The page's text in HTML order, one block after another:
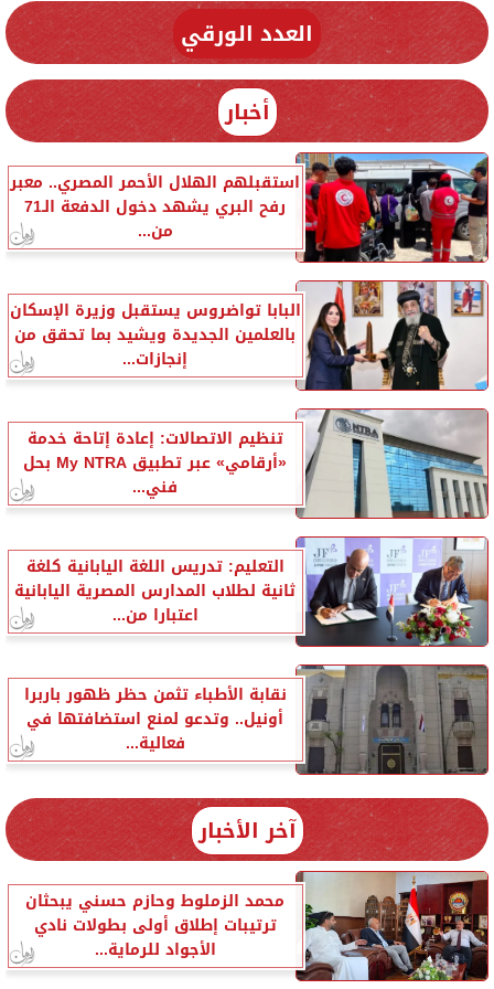
العدد الورقي
أخبار
استقبلهم الهلال الأحمر المصري.. معبر
رفح البري يشهد دخول الدفعة الـ71
من...
البابا تواضروس يستقبل وزيرة الإسكان
بالعلمين الجديدة ويشيد بما تحقق من
إنجازات...
تنظيم الاتصالات: إعادة إتاحة خدمة
«أرقامي» عبر تطبيق My NTRA بحل
فني...
التعليم: تدريس اللغة اليابانية كلغة
ثانية لطلاب المدارس المصرية اليابانية
اعتبارا من...
نقابة الأطباء تثمن حظر ظهور باربرا
أونيل.. وتدعو لمنع استضافتها في
فعالية...
آخر الأخبار
محمد الزملوط وحازم حسني يبحثان
ترتيبات إطلاق أولى بطولات نادي
الأجواد للرماية...